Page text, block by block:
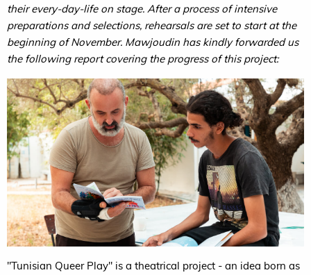
their every-day-life on stage. After a process of intensive
preparations and selections, rehearsals are set to start at the
beginning of November. Mawjoudin has kindly forwarded us
the following report covering the progress of this project:
"Tunisian Queer Play" is a theatrical project - an idea born as